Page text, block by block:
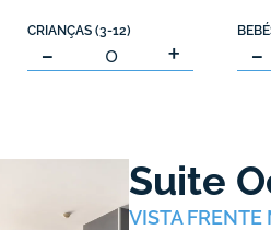
CRIANÇAS (3-12)
- + -
Suite
VISTA FRENTE